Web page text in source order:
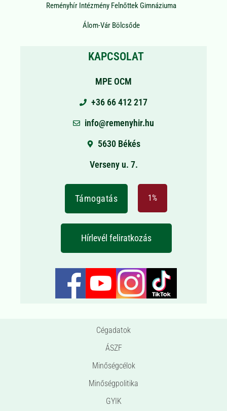
Reményhír Intézmény Felnőttek Gimnáziuma
Álom-Vár Bölcsőde
KAPCSOLAT
MPE OCM
+36 66 412 217
info@remenyhir.hu
5630 Békés
Verseny u. 7.
Támogatás 1%
Hírlevél feliratkozás
Cégadatok
ÁSZF
Minőségcélok
Minőségpolitika
GYIK